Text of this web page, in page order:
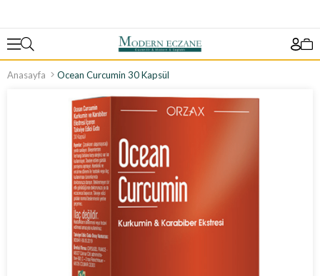
Anasayfa Ocean Curcumin 30 Kapsül